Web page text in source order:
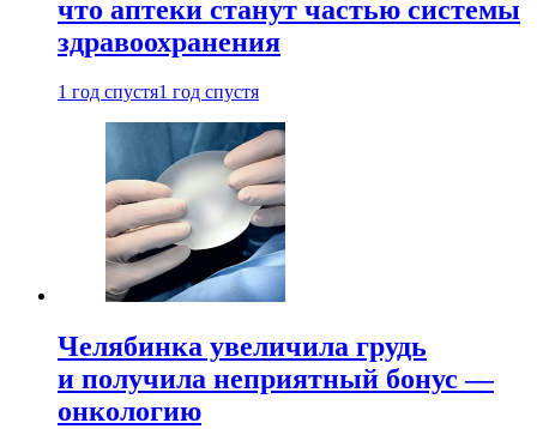
что аптеки станут частью системы
здравоохранения
1 год спустя1 год спустя
Челябинка увеличила грудь
и получила неприятный бонус —
онкологию